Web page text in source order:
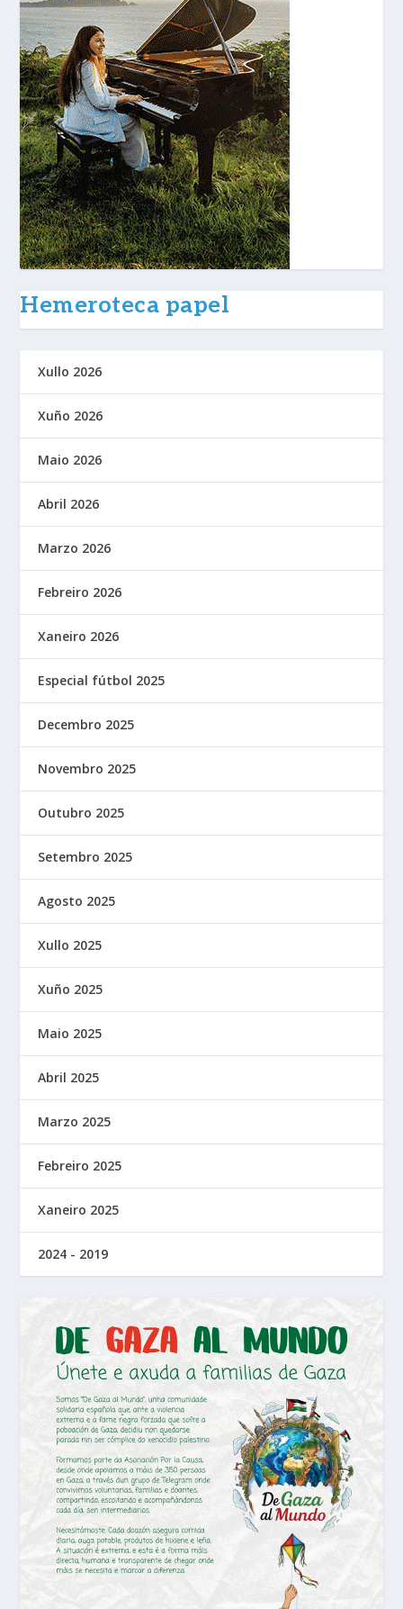
Hemeroteca papel
Xullo 2026
Xuño 2026
Maio 2026
Abril 2026
Marzo 2026
Febreiro 2026
Xaneiro 2026
Especial fútbol 2025
Decembro 2025
Novembro 2025
Outubro 2025
Setembro 2025
Agosto 2025
Xullo 2025
Xuño 2025
Maio 2025
Abril 2025
Marzo 2025
Febreiro 2025
Xaneiro 2025
2024 - 2019